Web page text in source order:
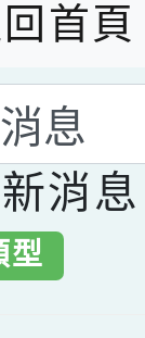
首頁
頁
消
型